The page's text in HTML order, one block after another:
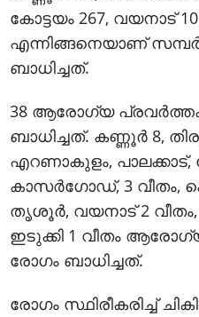
കോട്ടയം 267, വയനാട്
എന്നിങ്ങനെയാണ്
ബാധിച്ചത്.
38 ആരോഗ്യ
ബാധിച്ചത്. കണ്ണൂര്‍ 8,
എറണാകുളം, പാലക്കാട്,
കാസര്‍ഗോഡ്, 3 വീതം,
തൃശൂര്‍, വയനാട് 2 വീതം,
ഇടുക്കി 1 വീതം
രോഗം ബാധിച്ചത്.
രോഗം സ്ഥിരീകരിച്ച്